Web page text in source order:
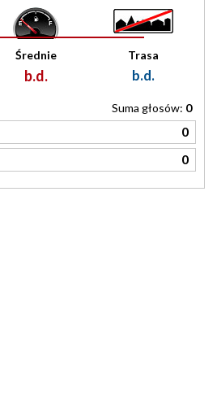
Średnie
b.d.
Trasa
b.d.
Suma głosów: 0
0
0